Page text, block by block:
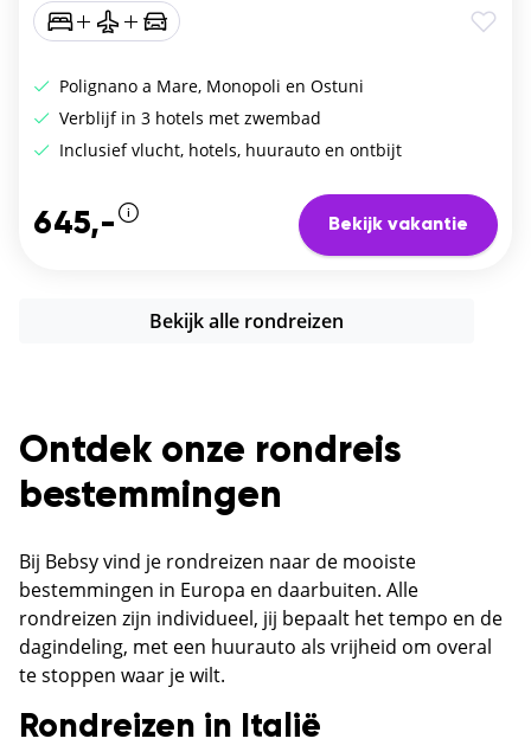
Polignano a Mare, Monopoli en Ostuni
Verblijf in 3 hotels met zwembad
Inclusief vlucht, hotels, huurauto en ontbijt
645,- Bekijk vakantie
Bekijk alle rondreizen
Ontdek onze rondreis
bestemmingen
Bij Bebsy vind je rondreizen naar de mooiste
bestemmingen in Europa en daarbuiten. Alle
rondreizen zijn individueel, jij bepaalt het tempo en de
dagindeling, met een huurauto als vrijheid om overal
te stoppen waar je wilt.
Rondreizen in Italië